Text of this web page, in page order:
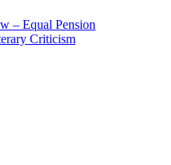
– Equal Pension
Criticism